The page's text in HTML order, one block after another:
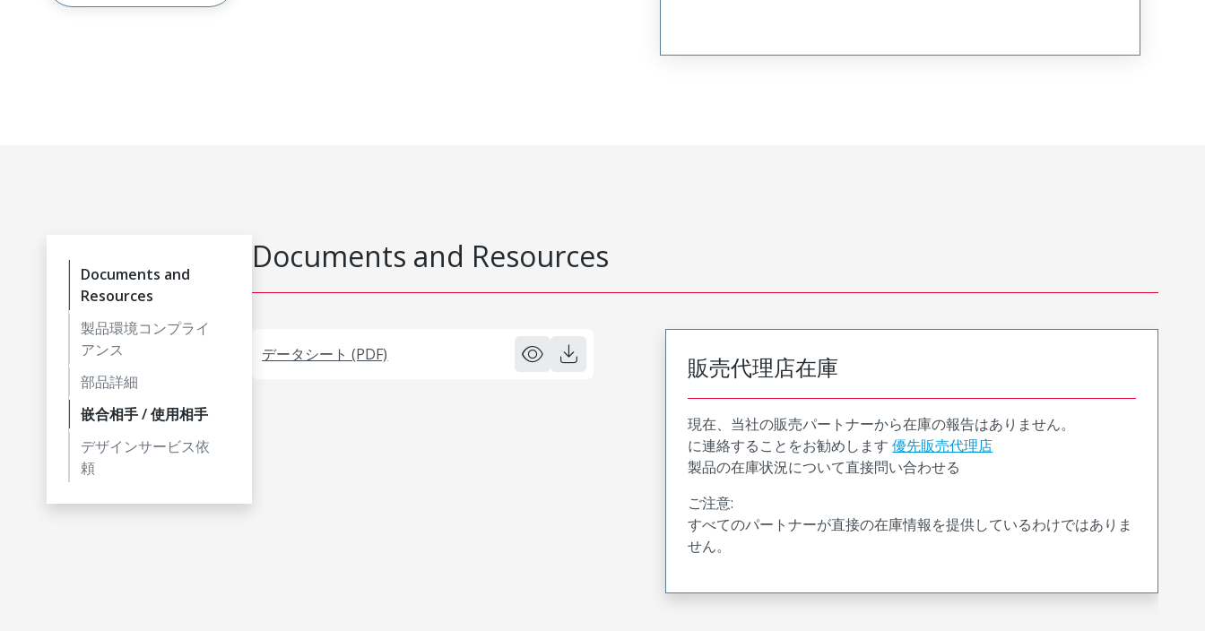
Documents and
Resources
製品環境コンプライ
アンス
部品詳細
嵌合相手 / 使用相手
デザインサービス依
頼
Documents and Resources
データシート (PDF) 販売代理店在庫
現在、当社の販売パートナーから在庫の報告はありません。
に連絡することをお勧めします 優先販売代理店
製品の在庫状況について直接問い合わせる
ご注意:
すべてのパートナーが直接の在庫情報を提供しているわけではありま
せん。